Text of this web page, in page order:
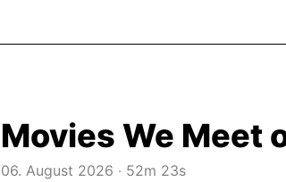
Movies We Meet
06. August 2026 ‧ 52m 23s